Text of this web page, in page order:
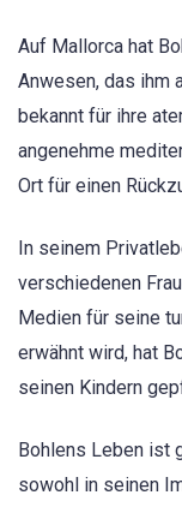
Auf Mallorca hat
Anwesen, das ihm
bekannt für ihre
angenehme
Ort für einen
In seinem
verschiedenen
Medien für seine
erwähnt wird, hat
seinen Kindern
Bohlens Leben ist
sowohl in seinen